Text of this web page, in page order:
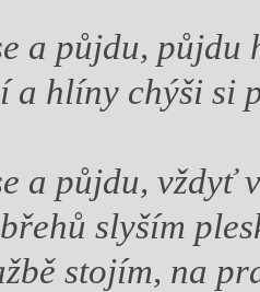
a půjdu, půjdu
a hlíny chýši si
a půjdu, vždyť
slyším
stojím, na